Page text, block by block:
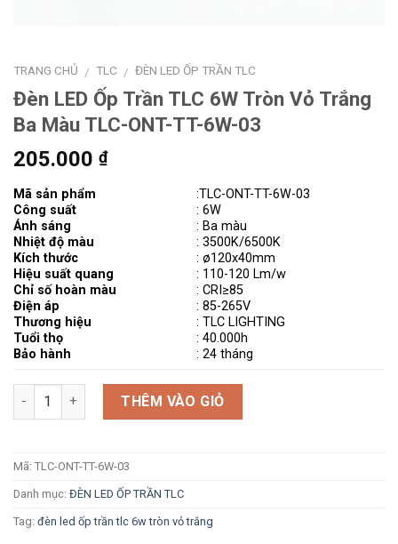
TRANG CHỦ / TLC / ĐÈN LED ỐP TRẦN TLC
Đèn LED Ốp Trần TLC 6W Tròn Vỏ Trắng
Ba Màu TLC-ONT-TT-6W-03
205.000 ₫
Mã sản phẩm
Công suất
Ánh sáng
Nhiệt độ màu
Kích thước
Hiệu suất quang
Chỉ số hoàn màu
Điện áp
Thương hiệu
Tuổi thọ
Bảo hành
:TLC-ONT-TT-6W-03
: 6W
: Ba màu
: 3500K/6500K
: ø120x40mm
: 110-120 Lm/w
: CRI≥85
: 85-265V
: TLC LIGHTING
: 40.000h
: 24 tháng
Số lượng THÊM VÀO GIỎ
Mã: TLC-ONT-TT-6W-03
Danh mục: ĐÈN LED ỐP TRẦN TLC
Tag: đèn led ốp trần tlc 6w tròn vỏ trắng